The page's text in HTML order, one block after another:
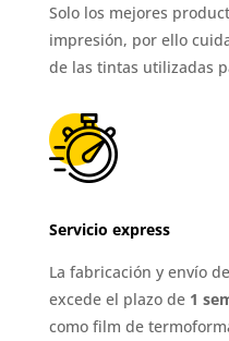
Solo los mejores
impresión, por ello
de las tintas utilizadas
Servicio express
La fabricación y envío
excede el plazo de 1
como film de